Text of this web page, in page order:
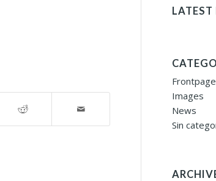
LATEST
Images
News
Sin